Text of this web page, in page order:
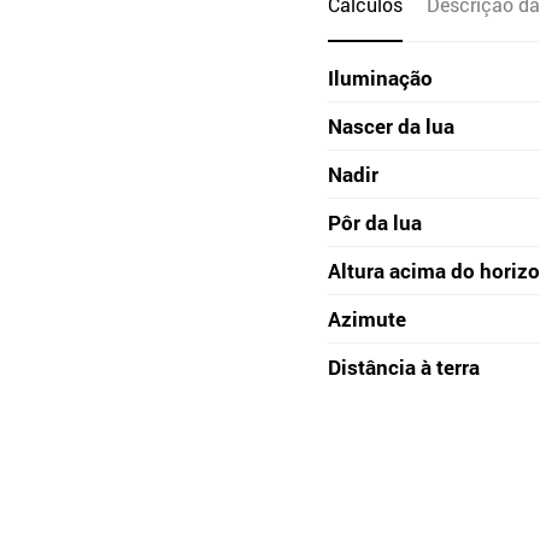
Iluminação
Nascer da lua
Nadir
Pôr da lua
Altura acima do
Azimute
Distância à terra